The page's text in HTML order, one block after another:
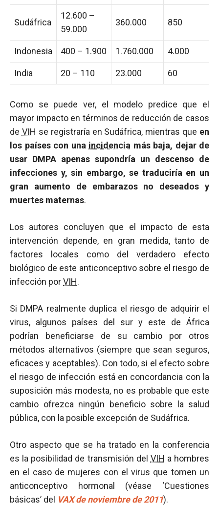
Sudáfrica
12.600 –
59.000
360.000 850
Indonesia 400 – 1.900 1.760.000 4.000
India 20 – 110 23.000 60
Como se puede ver, el modelo predice que el
mayor impacto en términos de reducción de casos
de VIH se registraría en Sudáfrica, mientras que en
los países con una incidencia más baja, dejar de
usar DMPA apenas supondría un descenso de
infecciones y, sin embargo, se traduciría en un
gran aumento de embarazos no deseados y
muertes maternas.
Los autores concluyen que el impacto de esta
intervención depende, en gran medida, tanto de
factores locales como del verdadero efecto
biológico de este anticonceptivo sobre el riesgo de
infección porVIH.
Si DMPA realmente duplica el riesgo de adquirir el
virus, algunos países del sur y este de África
podrían beneficiarse de su cambio por otros
métodos alternativos (siempre que sean seguros,
eficaces y aceptables). Con todo, si el efecto sobre
el riesgo de infección está en concordancia con la
suposición más modesta, no es probable que este
cambio ofrezca ningún beneficio sobre la salud
pública, con la posible excepción de Sudáfrica.
Otro aspecto que se ha tratado en la conferencia
es la posibilidad de transmisión del VIH a hombres
en el caso de mujeres con el virus que tomen un
anticonceptivo hormonal (véase ‘Cuestiones
básicas’ del VAX de noviembre de 2011).